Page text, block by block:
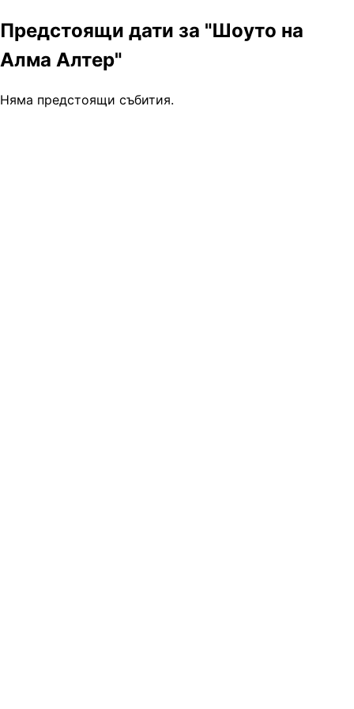
Предстоящи дати за "Шоуто на
Алма Алтер"
Няма предстоящи събития.